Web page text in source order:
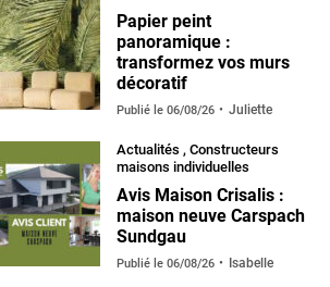
Papier peint
panoramique :
transformez vos murs
décoratif
Publié le 06/08/26 Juliette
Actualités , Constructeurs
maisons individuelles
Avis Maison Crisalis :
maison neuve Carspach
Sundgau
Publié le 06/08/26 Isabelle